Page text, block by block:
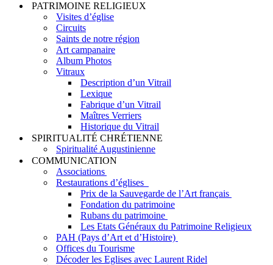
PATRIMOINE RELIGIEUX
Visites d’église
Circuits
Saints de notre région
Art campanaire
Album Photos
Vitraux
Description d’un Vitrail
Lexique
Fabrique d’un Vitrail
Maîtres Verriers
Historique du Vitrail
SPIRITUALITÉ CHRÉTIENNE
Spiritualité Augustinienne
COMMUNICATION
Associations
Restaurations d’églises
Prix de la Sauvegarde de l’Art français
Fondation du patrimoine
Rubans du patrimoine
Les Etats Généraux du Patrimoine Religieux
PAH (Pays d’Art et d’Histoire)
Offices du Tourisme
Décoder les Eglises avec Laurent Ridel